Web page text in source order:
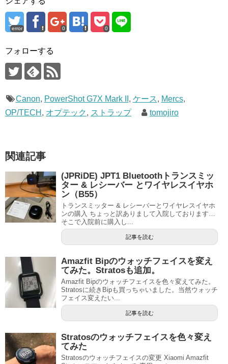
error 0 0
フォローする
Canon, PowerShot G7X Mark II , ケース, Mercs,
OP/TECH , オプテック , ストラップ tomojiro
関連記事
(JPRiDE) JPT1 Bluetoothトランスミッ
ター & レシーバー とワイヤレスイヤホ
ン（B55）
トランスミッター & レシーバーとワイヤレスイヤホ
ンの購入 ちょっと訳ありまして入院しております…
そこで入院前に購入し...
記事を読む
Amazfit Bipのウォッチフェイスを変え
てみた。Stratosも追加。
Amazfit Bipのウォッチフェイスを色々変えてみた。
Stratosに続きBipも買っちゃいました。当然ウォッチ
フェイス変えたい...
記事を読む
Stratosのウォッチフェイスを色々変え
てみた
Stratosのウォッチフェイスの変更 Xiaomi Amazfit